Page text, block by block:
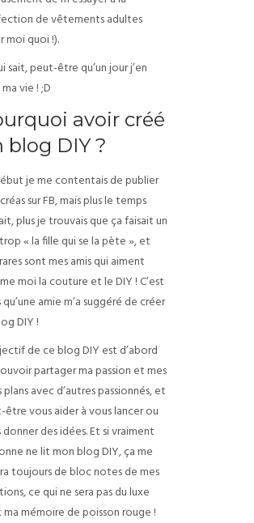
de vêtements adultes
moi quoi !).
sait, peut-être qu’un jour j’en
vie ! ;D
avoir créé
blog DIY ?
je me contentais de publier
sur FB, mais plus le temps
plus je trouvais que ça faisait un
« la fille qui se la pète », et
sont mes amis qui aiment
moi la couture et le DIY ! C’est
qu’une amie m’a suggéré de créer
DIY !
de ce blog DIY est d’abord
partager ma passion et mes
avec d’autres passionnés, et
vous aider à vous lancer ou
des idées. Et si vraiment
ne lit mon blog DIY, ça me
toujours de bloc notes de mes
ce qui ne sera pas du luxe
ma mémoire de poisson rouge !